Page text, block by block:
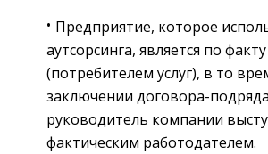
Предприятие, которое
аутсорсинга, является по
(потребителем услуг), в то
заключении договора-подряда
руководитель компании
фактическим работодателем.